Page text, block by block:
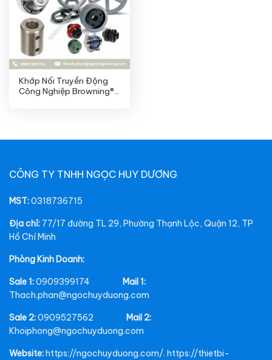
Khớp Nối Truyền Động
Công Nghiệp Browning®
CÔNG TY TNHH NGỌC HUY DƯƠNG
MST:0318736715
Địa chỉ: 77/17 đường TL 29, Phường Thạnh Lộc, Quận 12, TP
Hồ Chí Minh
Phòng Kinh Doanh:
Sale 1:0909399174 Mail 1:
Thach.phan@ngochuyduong.com
Sale 2:0909527562 Mail 2:
Khoiphong@ngochuyduong.com
Website:https://ngochuyduong.com/. https://thietbi-